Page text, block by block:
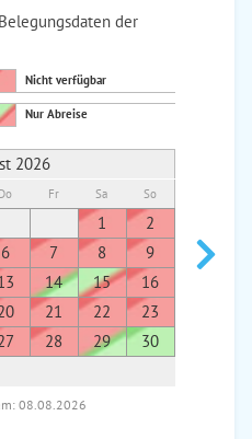
der
Nicht verfügbar
Nur Abreise
2026
Do Fr Sa So
1
2
6 7 8
9
14 15
16
21 22
23
28 29
30
7
08.08.2026